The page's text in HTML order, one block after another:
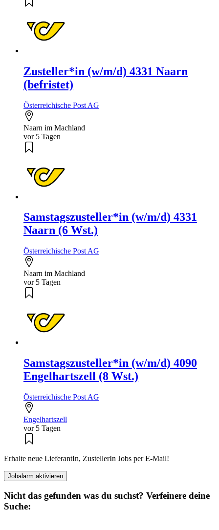
Zusteller*in (w/m/d) 4331 Naarn
(befristet)
Österreichische Post AG
Naarn im Machland
vor 5 Tagen
Samstagszusteller*in (w/m/d) 4331
Naarn (6 Wst.)
Österreichische Post AG
Naarn im Machland
vor 5 Tagen
Samstagszusteller*in (w/m/d) 4090
Engelhartszell (8 Wst.)
Österreichische Post AG
Engelhartszell
vor 5 Tagen
Erhalte neue LieferantIn, ZustellerIn Jobs per E-Mail!
Jobalarm aktivieren
Nicht das gefunden was du suchst? Verfeinere deine
Suche: